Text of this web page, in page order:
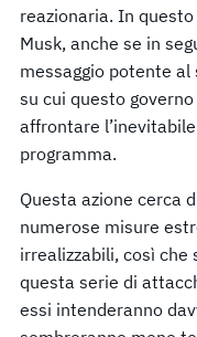
reazionaria. In
Musk, anche se in
messaggio potente
su cui questo
affrontare
programma.
Questa azione cerca
numerose misure
irrealizzabili, così
questa serie di
essi intenderanno